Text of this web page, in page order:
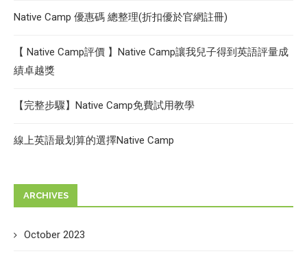
Native Camp 優惠碼 總整理(折扣優於官網註冊)
【 Native Camp評價 】Native Camp讓我兒子得到英語評量成
績卓越獎
【完整步驟】Native Camp免費試用教學
線上英語最划算的選擇Native Camp
ARCHIVES
October 2023